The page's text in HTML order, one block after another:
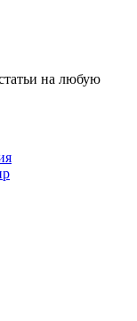
на любую